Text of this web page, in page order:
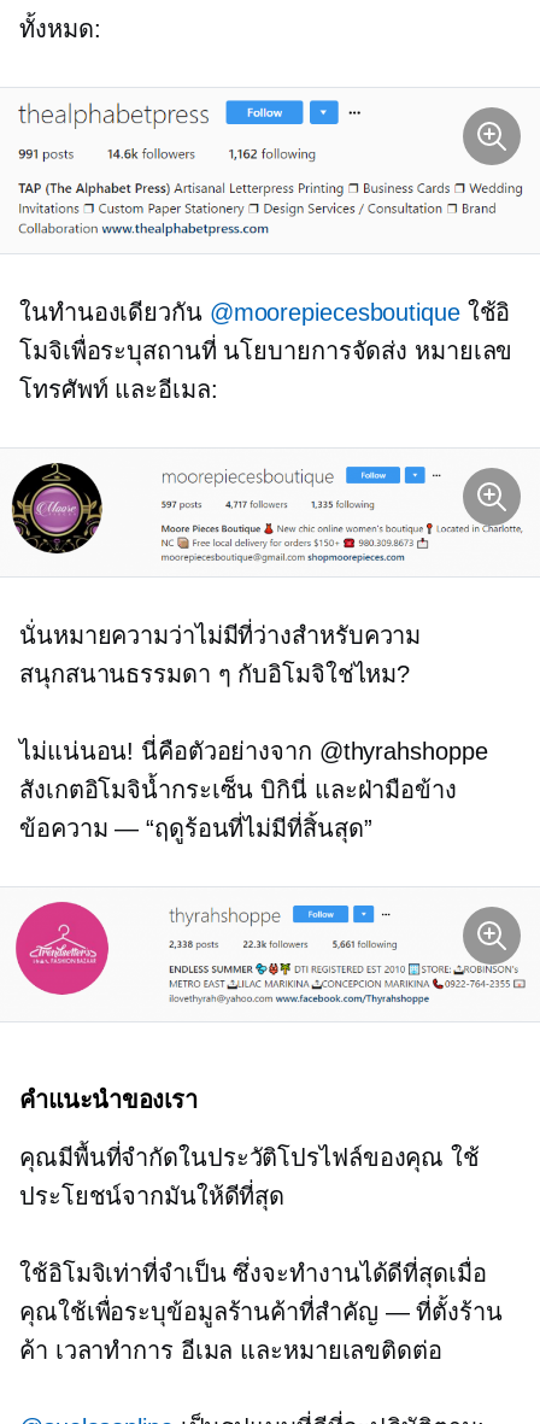
ทั้งหมด:
ในทำนองเดียวกัน @moorepiecesboutiqueใช้อิ
โมจิเพื่อระบุสถานที่ นโยบายการจัดส่ง หมายเลข
โทรศัพท์ และอีเมล:
นั่นหมายความว่าไม่มีที่ว่างสำหรับความ
สนุกสนานธรรมดา ๆ กับอิโมจิใช่ไหม?
ไม่แน่นอน! นี่คือตัวอย่างจาก @thyrahshoppe
สังเกตอิโมจิน้ำกระเซ็น บิกินี่ และฝ่ามือข้าง
ข้อความ — “ฤดูร้อนที่ไม่มีที่สิ้นสุด”
คำแนะนำของเรา
คุณมีพื้นที่จำกัดในประวัติโปรไฟล์ของคุณ ใช้
ประโยชน์จากมันให้ดีที่สุด
ใช้อิโมจิเท่าที่จำเป็น ซึ่งจะทำงานได้ดีที่สุดเมื่อ
คุณใช้เพื่อระบุข้อมูลร้านค้าที่สำคัญ — ที่ตั้งร้าน
ค้า เวลาทำการ อีเมล และหมายเลขติดต่อ